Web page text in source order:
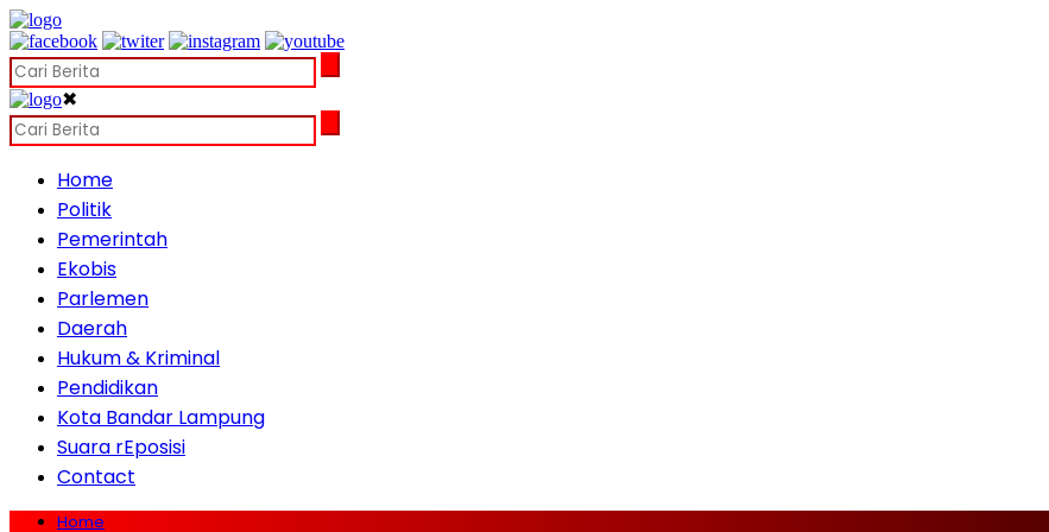
✖
Home
Politik
Pemerintah
Ekobis
Parlemen
Daerah
Hukum & Kriminal
Pendidikan
Kota Bandar Lampung
Suara rEposisi
Contact
Home